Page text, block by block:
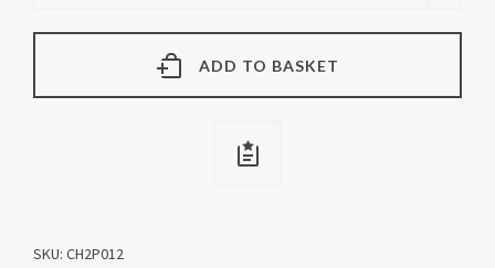
ADD TO BASKET
SKU: CH2P012